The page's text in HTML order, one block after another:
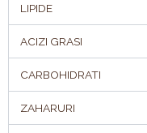
LIPIDE
ACIZI GRASI
CARBOHIDRATI
ZAHARURI